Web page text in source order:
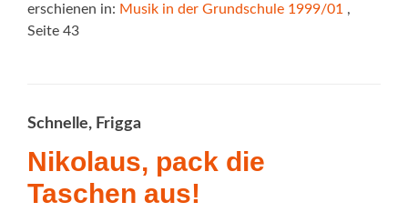
erschienen in: Musik in der Grundschule 1999/01 ,
Seite 43
Schnelle, Frigga
Nikolaus, pack die
Taschen aus!